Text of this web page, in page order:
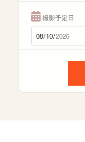
撮影予定日